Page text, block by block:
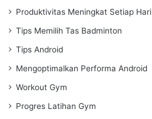
Produktivitas Meningkat Setiap Hari
Tips Memilih Tas Badminton
Tips Android
Mengoptimalkan Performa Android
Workout Gym
Progres Latihan Gym